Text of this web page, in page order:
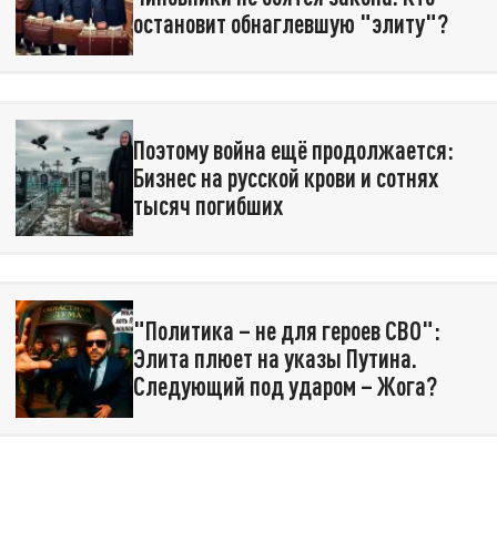
остановит обнаглевшую "элиту"?
Поэтому война ещё продолжается:
Бизнес на русской крови и сотнях
тысяч погибших
"Политика – не для героев СВО":
Элита плюет на указы Путина.
Следующий под ударом – Жога?